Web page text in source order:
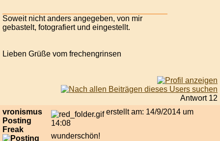
Soweit nicht anders angegeben, von mir
gebastelt, fotografiert und eingestellt.
Lieben Grüße vom frechengrinsen
Antwort 12
vronismus
Posting
Freak
erstellt am: 14/9/2014 um
14:08
wunderschön!